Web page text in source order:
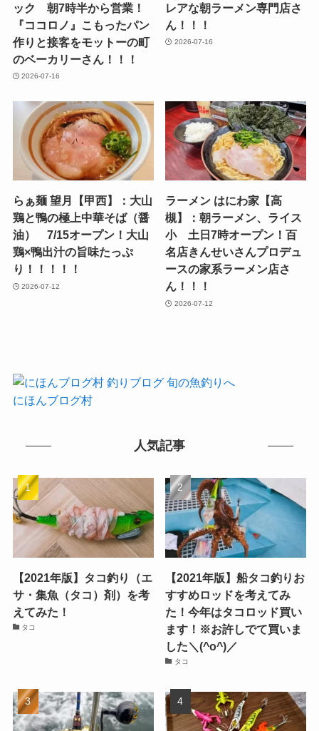
ック 朝7時半から営業！
『ココロノ』こもったパン
作りと接客をモットーの町
のベーカリーさん！！！
2026-07-16
レアな朝ラーメン専門店さ
ん！！！
2026-07-16
らぁ麺 望月【甲西】：大山
鶏と鴨の極上中華そば（醤
油） 7/15オープン！大山
鶏×鴨出汁の旨味たっぷ
り！！！！！
2026-07-12
ラーメン はにわ家【高
槻】：朝ラーメン、ライス
小 土日7時オープン！百
名店きんせいさんプロデュ
ースの家系ラーメン店さ
ん！！！
2026-07-12
にほんブログ村
人気記事
【2021年版】タコ釣り（エ
サ・集魚（タコ）剤）を考
えてみた！
タコ
【2021年版】船タコ釣りお
すすめロッドを考えてみ
た！今年はタコロッド買い
ます！※お許しでて買いま
した＼(^o^)／
タコ